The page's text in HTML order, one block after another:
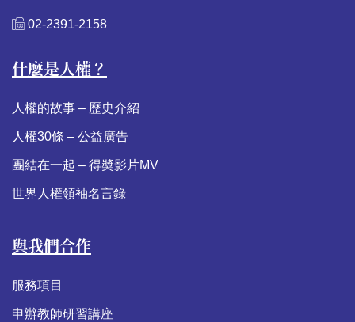
02-2391-2158
什麼是人權？
人權的故事 – 歷史介紹
人權30條 – 公益廣告
團結在一起 – 得奬影片MV
世界人權領袖名言錄
與我們合作
服務項目
申辦教師研習講座